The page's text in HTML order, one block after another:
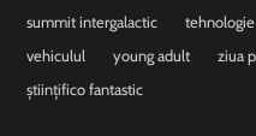
summit intergalactic
tehnologie
vehiculul
young adult ziua
științifico fantastic